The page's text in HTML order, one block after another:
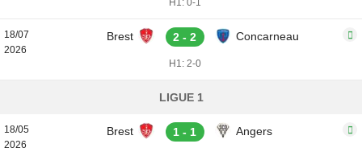
H1: 0-1
18/07
2026
Brest 2 - 2 Concarneau
H1: 2-0
LIGUE 1
18/05
2026
Brest 1 - 1 Angers